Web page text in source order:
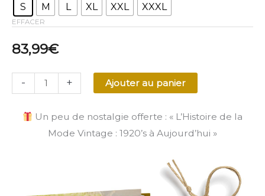
S M L XL XXL XXXL
EFFACER
83,99€
- + Ajouter au panier
Un peu de nostalgie offerte : « L’Histoire de la
Mode Vintage : 1920’s à Aujourd’hui »